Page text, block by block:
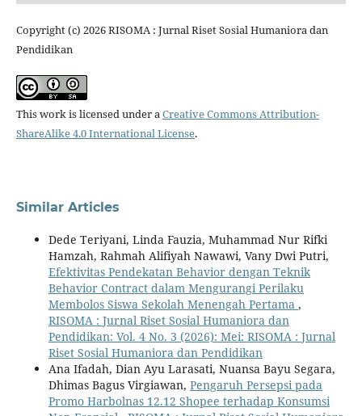
Copyright (c) 2026 RISOMA : Jurnal Riset Sosial Humaniora dan
Pendidikan
This work is licensed under aCreative Commons Attribution-
ShareAlike 4.0 International License.
Similar Articles
Dede Teriyani, Linda Fauzia, Muhammad Nur Rifki
Hamzah, Rahmah Alifiyah Nawawi, Vany Dwi Putri,
Efektivitas Pendekatan Behavior dengan Teknik
Behavior Contract dalam Mengurangi Perilaku
Membolos Siswa Sekolah Menengah Pertama ,
RISOMA : Jurnal Riset Sosial Humaniora dan
Pendidikan: Vol. 4 No. 3 (2026): Mei: RISOMA : Jurnal
Riset Sosial Humaniora dan Pendidikan
Ana Ifadah, Dian Ayu Larasati, Nuansa Bayu Segara,
Dhimas Bagus Virgiawan, Pengaruh Persepsi pada
Promo Harbolnas 12.12 Shopee terhadap Konsumsi